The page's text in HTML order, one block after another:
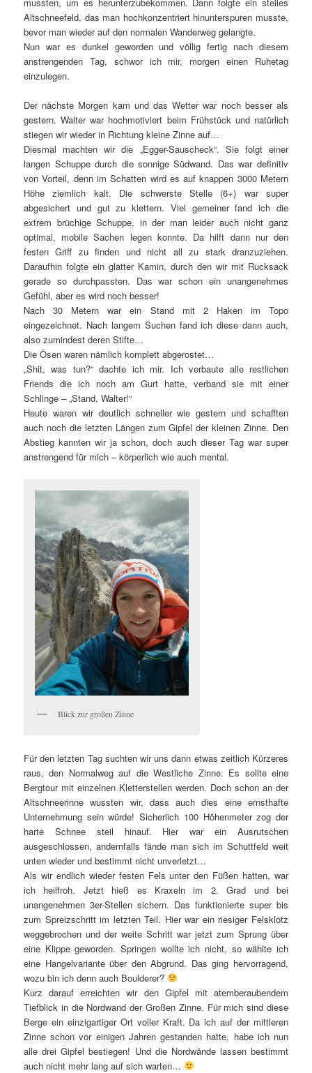
Altschneefeld, das man hochkonzentriert hinunterspuren musste,
bevor man wieder auf den normalen Wanderweg gelangte.
Nun war es dunkel geworden und völlig fertig nach diesem
anstrengenden Tag, schwor ich mir, morgen einen Ruhetag
einzulegen.
Der nächste Morgen kam und das Wetter war noch besser als
gestern. Walter war hochmotiviert beim Frühstück und natürlich
stiegen wir wieder in Richtung kleine Zinne auf…
Diesmal machten wir die „Egger-Sauscheck“. Sie folgt einer
langen Schuppe durch die sonnige Südwand. Das war definitiv
von Vorteil, denn im Schatten wird es auf knappen 3000 Metern
Höhe ziemlich kalt. Die schwerste Stelle (6+) war super
abgesichert und gut zu klettern. Viel gemeiner fand ich die
extrem brüchige Schuppe, in der man leider auch nicht ganz
optimal, mobile Sachen legen konnte. Da hilft dann nur den
festen Griff zu finden und nicht all zu stark dranzuziehen.
Daraufhin folgte ein glatter Kamin, durch den wir mit Rucksack
gerade so durchpassten. Das war schon ein unangenehmes
Gefühl, aber es wird noch besser!
Nach 30 Metern war ein Stand mit 2 Haken im Topo
eingezeichnet. Nach langem Suchen fand ich diese dann auch,
also zumindest deren Stifte…
Die Ösen waren nämlich komplett abgerostet…
„Shit, was tun?“ dachte ich mir. Ich verbaute alle restlichen
Friends die ich noch am Gurt hatte, verband sie mit einer
Schlinge – „Stand, Walter!“
Heute waren wir deutlich schneller wie gestern und schafften
auch noch die letzten Längen zum Gipfel der kleinen Zinne. Den
Abstieg kannten wir ja schon, doch auch dieser Tag war super
anstrengend für mich – körperlich wie auch mental.
Blick zur großen Zinne
Für den letzten Tag suchten wir uns dann etwas zeitlich Kürzeres
raus, den Normalweg auf die Westliche Zinne. Es sollte eine
Bergtour mit einzelnen Kletterstellen werden. Doch schon an der
Altschneerinne wussten wir, dass auch dies eine ernsthafte
Unternehmung sein würde! Sicherlich 100 Höhenmeter zog der
harte Schnee steil hinauf. Hier war ein Ausrutschen
ausgeschlossen, andernfalls fände man sich im Schuttfeld weit
unten wieder und bestimmt nicht unverletzt…
Als wir endlich wieder festen Fels unter den Füßen hatten, war
ich heilfroh. Jetzt hieß es Kraxeln im 2. Grad und bei
unangenehmen 3er-Stellen sichern. Das funktionierte super bis
zum Spreizschritt im letzten Teil. Hier war ein riesiger Felsklotz
weggebrochen und der weite Schritt war jetzt zum Sprung über
eine Klippe geworden. Springen wollte ich nicht, so wählte ich
eine Hangelvariante über den Abgrund. Das ging hervorragend,
wozu bin ich denn auch Boulderer?
Kurz darauf erreichten wir den Gipfel mit atemberaubendem
Tiefblick in die Nordwand der Großen Zinne. Für mich sind diese
Berge ein einzigartiger Ort voller Kraft. Da ich auf der mittleren
Zinne schon vor einigen Jahren gestanden hatte, habe ich nun
alle drei Gipfel bestiegen! Und die Nordwände lassen bestimmt
auch nicht mehr lang auf sich warten…